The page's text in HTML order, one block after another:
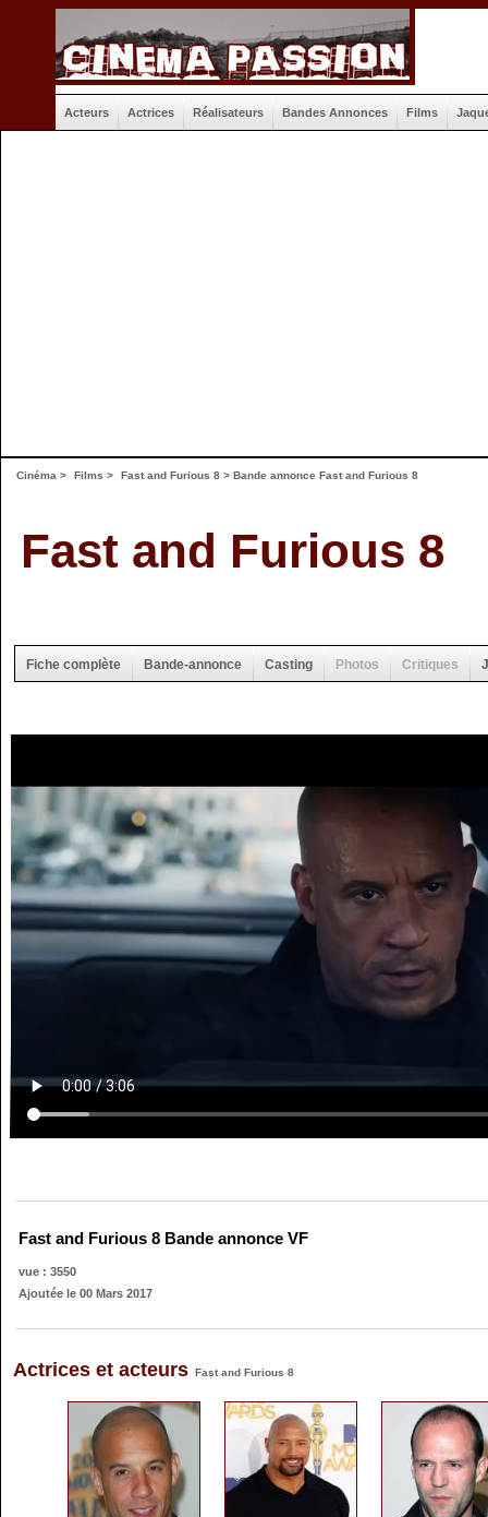
Acteurs Actrices Réalisateurs Bandes Annonces Films
Cinéma > Films > Fast and Furious 8 > Bande annonce Fast and Furious 8
Fast and Furious 8
Fiche complète Bande-annonce Casting Photos Critiques
Fast and Furious 8 Bande annonce VF
vue : 3550
Ajoutée le 00 Mars 2017
Actrices et acteurs Fast and Furious 8